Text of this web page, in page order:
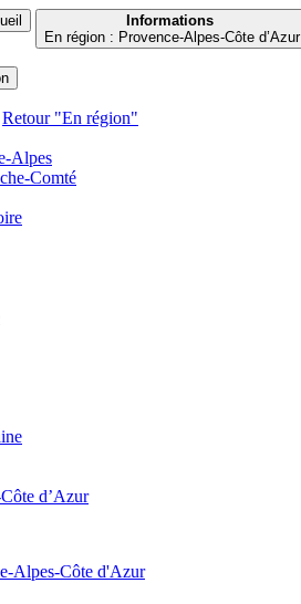
Informations
En région : Provence-Alpes-Côte d’Azur
Retour "En région"
Alpes
Comté
d’Azur
Alpes-Côte d'Azur